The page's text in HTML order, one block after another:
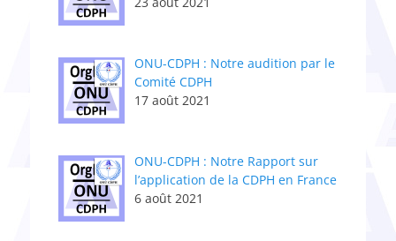
ONU-CDPH : Notre audition par le
Comité CDPH
17 août 2021
ONU-CDPH : Notre Rapport sur
l’application de la CDPH en France
6 août 2021